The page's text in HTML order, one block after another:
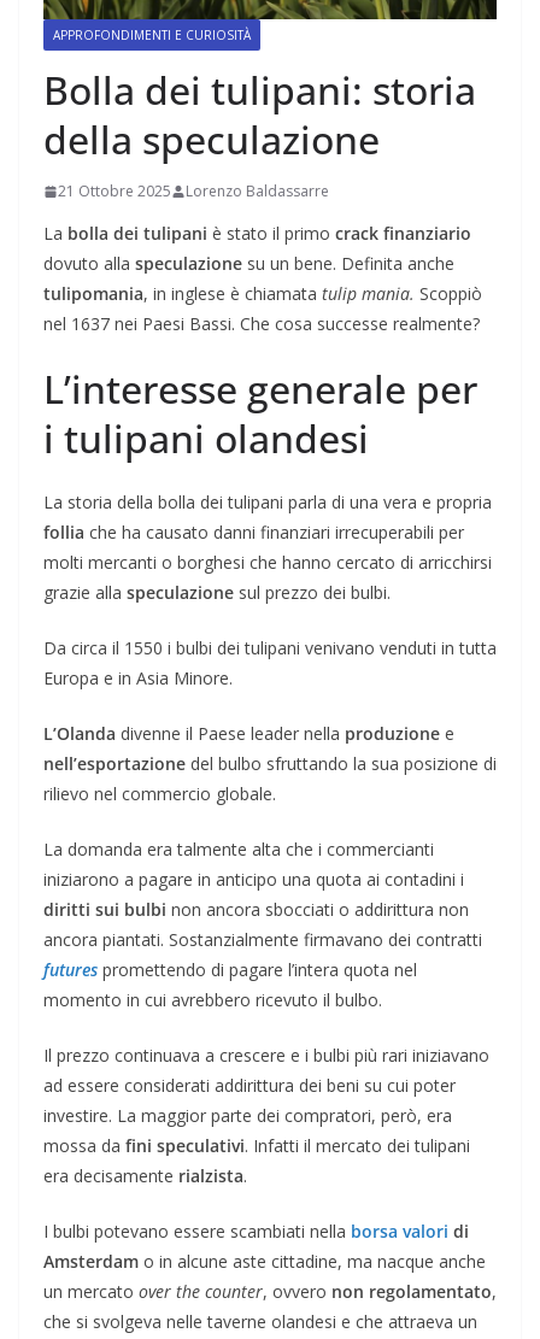
APPROFONDIMENTI E CURIOSITÀ
Bolla dei tulipani: storia
della speculazione
21 Ottobre 2025 Lorenzo Baldassarre
La bolla dei tulipani è stato il primo crack finanziario
dovuto alla speculazione su un bene. Definita anche
tulipomania, in inglese è chiamata tulip mania. Scoppiò
nel 1637 nei Paesi Bassi. Che cosa successe realmente?
L’interesse generale per
i tulipani olandesi
La storia della bolla dei tulipani parla di una vera e propria
follia che ha causato danni finanziari irrecuperabili per
molti mercanti o borghesi che hanno cercato di arricchirsi
grazie alla speculazione sul prezzo dei bulbi.
Da circa il 1550 i bulbi dei tulipani venivano venduti in tutta
Europa e in Asia Minore.
L’Olanda divenne il Paese leader nella produzione e
nell’esportazione del bulbo sfruttando la sua posizione di
rilievo nel commercio globale.
La domanda era talmente alta che i commercianti
iniziarono a pagare in anticipo una quota ai contadini i
diritti sui bulbi non ancora sbocciati o addirittura non
ancora piantati. Sostanzialmente firmavano dei contratti
futures promettendo di pagare l’intera quota nel
momento in cui avrebbero ricevuto il bulbo.
Il prezzo continuava a crescere e i bulbi più rari iniziavano
ad essere considerati addirittura dei beni su cui poter
investire. La maggior parte dei compratori, però, era
mossa da fini speculativi. Infatti il mercato dei tulipani
era decisamente rialzista.
I bulbi potevano essere scambiati nella borsa valori di
Amsterdam o in alcune aste cittadine, ma nacque anche
un mercato over the counter, ovvero non regolamentato,
che si svolgeva nelle taverne olandesi e che attraeva un